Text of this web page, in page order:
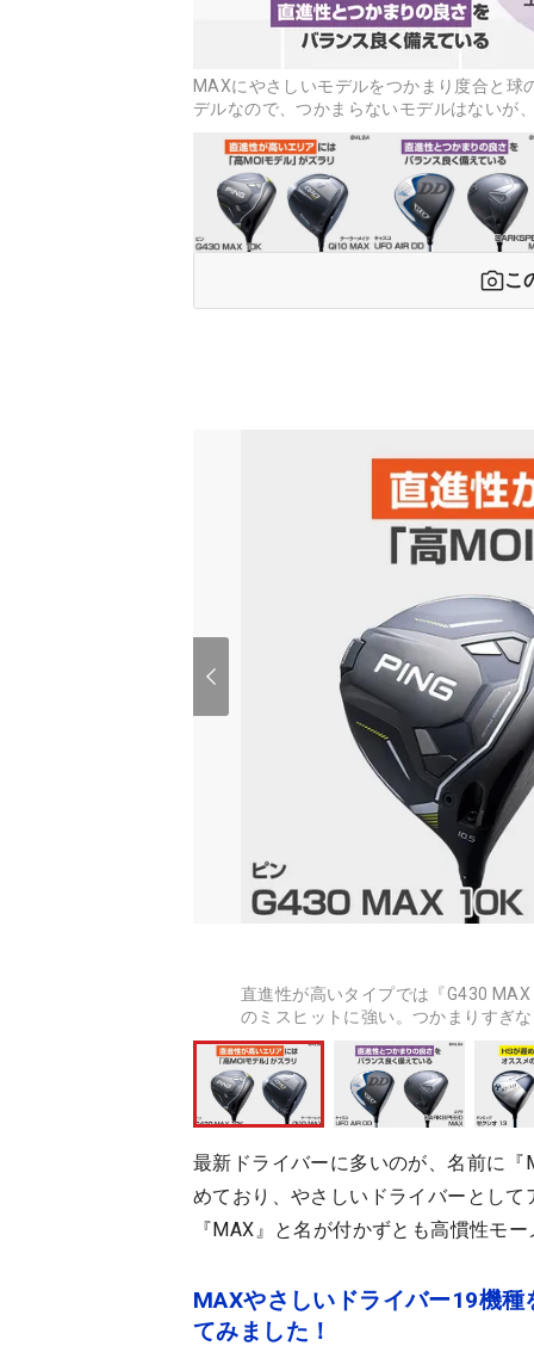
MAXにやさしいモデルをつかまり度合と
デルなので、つかまらないモデルはないが
こ
直進性が高いタイプでは『G430
のミスヒットに強い。つかまりすぎ
最新ドライバーに多いのが、名前に
めており、やさしいドライバーとし
『MAX』と名が付かずとも高慣性モ
MAXやさしいドライバー19機
てみました！